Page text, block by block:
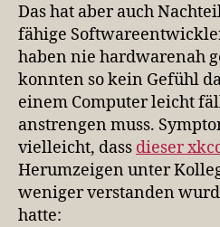
Das hat aber auch
fähige
haben nie hardwarenah
konnten so kein Gefühl
einem Computer leicht
anstrengen muss.
vielleicht, dass dieser
Herumzeigen unter
weniger verstanden
hatte: